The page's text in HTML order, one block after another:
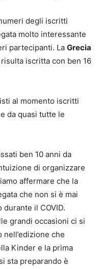
degli iscritti
molto interessante
partecipanti. La Grecia
iscritta con ben 16
al momento iscritti
da quasi tutte le
ben 10 anni da
di organizzare
affermare che la
che non si è mai
il COVID.
grandi occasioni ci si
che
Kinder e la prima
sta preparando è